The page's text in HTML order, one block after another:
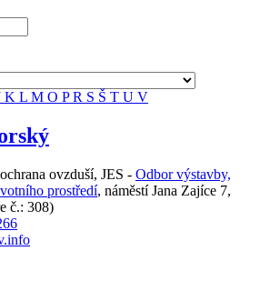
K L M O PR S Š T U V
ovzduší, JES - Odbor výstavby,
prostředí, náměstí Jana Zajíce 7,
č.: 308)